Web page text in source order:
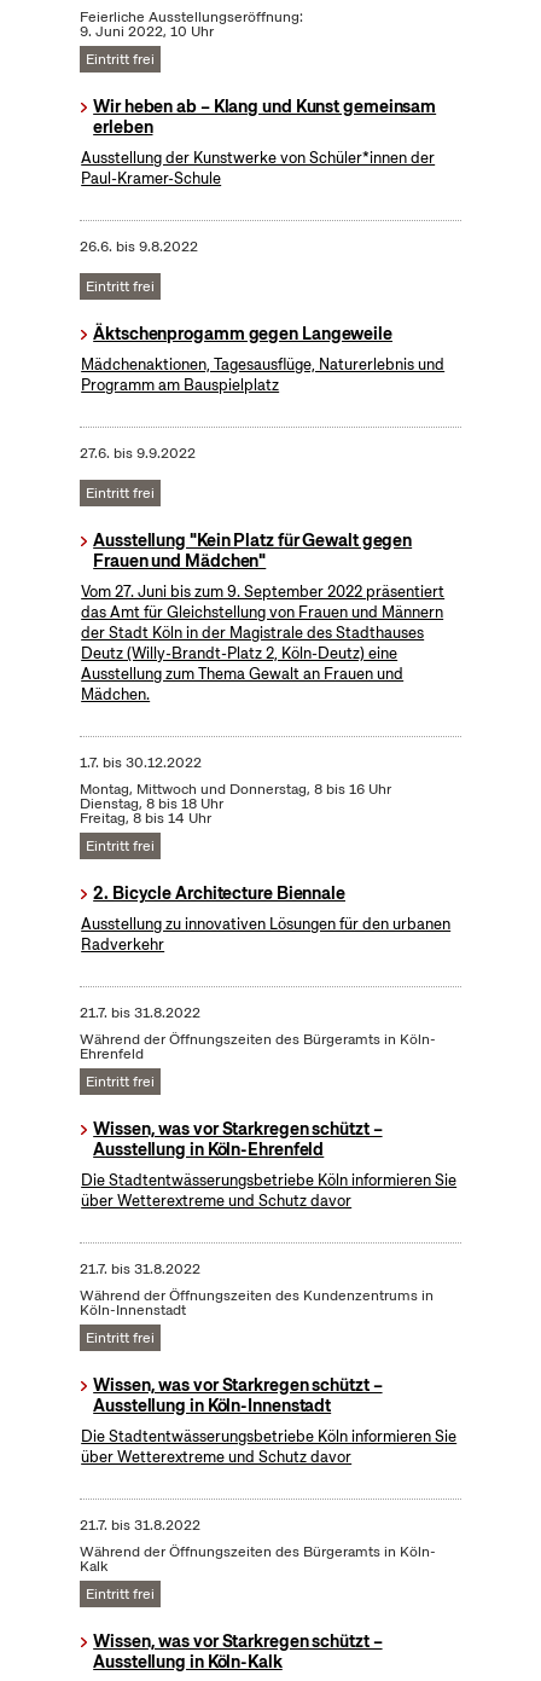
Feierliche Ausstellungseröffnung:
9. Juni 2022, 10 Uhr
Eintritt frei
Wir heben ab – Klang und Kunst gemeinsam
erleben
Ausstellung der Kunstwerke von Schüler*innen der
Paul-Kramer-Schule
26.6. bis9.8.2022
Eintritt frei
Äktschenprogamm gegen Langeweile
Mädchenaktionen, Tagesausflüge, Naturerlebnis und
Programm am Bauspielplatz
27.6. bis9.9.2022
Eintritt frei
Ausstellung "Kein Platz für Gewalt gegen
Frauen und Mädchen"
Vom 27. Juni bis zum 9. September 2022 präsentiert
das Amt für Gleichstellung von Frauen und Männern
der Stadt Köln in der Magistrale des Stadthauses
Deutz (Willy-Brandt-Platz 2, Köln-Deutz) eine
Ausstellung zum Thema Gewalt an Frauen und
Mädchen.
1.7. bis30.12.2022
Montag, Mittwoch und Donnerstag, 8 bis 16 Uhr
Dienstag, 8 bis 18 Uhr
Freitag, 8 bis 14 Uhr
Eintritt frei
2. Bicycle Architecture Biennale
Ausstellung zu innovativen Lösungen für den urbanen
Radverkehr
21.7. bis31.8.2022
Während der Öffnungszeiten des Bürgeramts in Köln-
Ehrenfeld
Eintritt frei
Wissen, was vor Starkregen schützt –
Ausstellung in Köln-Ehrenfeld
Die Stadtentwässerungsbetriebe Köln informieren Sie
über Wetterextreme und Schutz davor
21.7. bis31.8.2022
Während der Öffnungszeiten des Kundenzentrums in
Köln-Innenstadt
Eintritt frei
Wissen, was vor Starkregen schützt –
Ausstellung in Köln-Innenstadt
Die Stadtentwässerungsbetriebe Köln informieren Sie
über Wetterextreme und Schutz davor
21.7. bis31.8.2022
Während der Öffnungszeiten des Bürgeramts in Köln-
Kalk
Eintritt frei
Wissen, was vor Starkregen schützt –
Ausstellung in Köln-Kalk